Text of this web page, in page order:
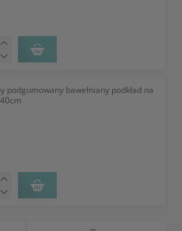
podgumowany bawełniany podkład na